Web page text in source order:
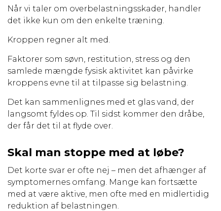
Når vi taler om overbelastningsskader, handler
det ikke kun om den enkelte træning.
Kroppen regner alt med.
Faktorer som søvn, restitution, stress og den
samlede mængde fysisk aktivitet kan påvirke
kroppens evne til at tilpasse sig belastning.
Det kan sammenlignes med et glas vand, der
langsomt fyldes op. Til sidst kommer den dråbe,
der får det til at flyde over.
Skal man stoppe med at løbe?
Det korte svar er ofte nej – men det afhænger af
symptomernes omfang. Mange kan fortsætte
med at være aktive, men ofte med en midlertidig
reduktion af belastningen.